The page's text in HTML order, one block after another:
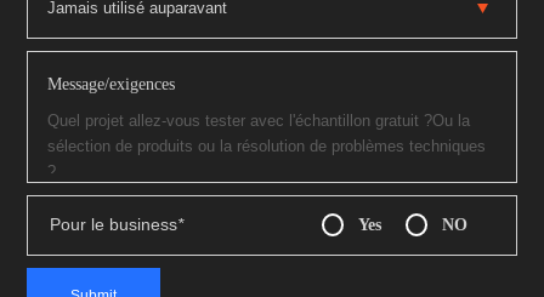
Message/exigences
Pour le business* Yes NO